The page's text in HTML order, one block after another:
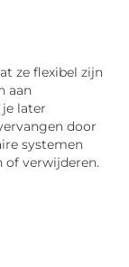
ze flexibel zijn
aan
later
door
systemen
of verwijderen.